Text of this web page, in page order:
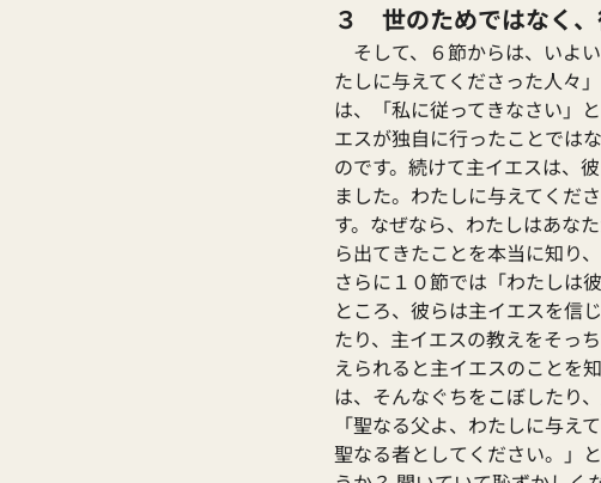
３　世のためではなく
そして、６節からは、いよ
たしに与えてくださった人々
は、「私に従ってきなさい」
エスが独自に行ったことでは
のです。続けて主イエスは、
ました。わたしに与えてくだ
す。なぜなら、わたしはあな
ら出てきたことを本当に知り
さらに１０節では「わたしは
ところ、彼らは主イエスを信
たり、主イエスの教えをそっ
えられると主イエスのことを
は、そんなぐちをこぼしたり
「聖なる父よ、わたしに与え
聖なる者としてください。」